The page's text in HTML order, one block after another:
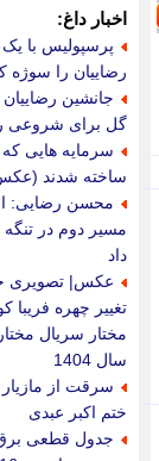
اخبار داغ:
پرسپولیس با
رضاییان را سوژه
جانشین
گل برای شروعی
سرمایه هایی
ساخته شدند
محسن رضایی:
مسیر دوم در تنگه
داد
عکس| تصویری
تغییر چهره
سال 1404
سرقت از
ختم اکبر عبدی
جدول قطعی